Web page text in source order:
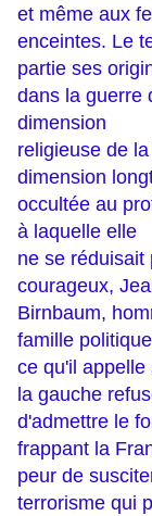
et même aux
enceintes. Le
partie ses
dans la guerre
dimension
religieuse de
dimension
occultée au
à laquelle elle
ne se réduisait
courageux,
Birnbaum,
famille
ce qu'il appelle
la gauche
d'admettre le
frappant la
peur de
terrorisme qui